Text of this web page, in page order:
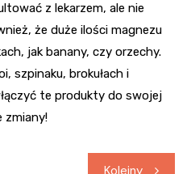
z lekarzem, ale nie
że duże ilości magnezu
jak banany, czy orzechy.
szpinaku, brokułach i
te produkty do swojej
zmiany!